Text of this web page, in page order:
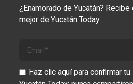
¿Enamorado de Yucatán? Recibe
mejor de Yucatán Today.
Haz clic aquí para confirmar